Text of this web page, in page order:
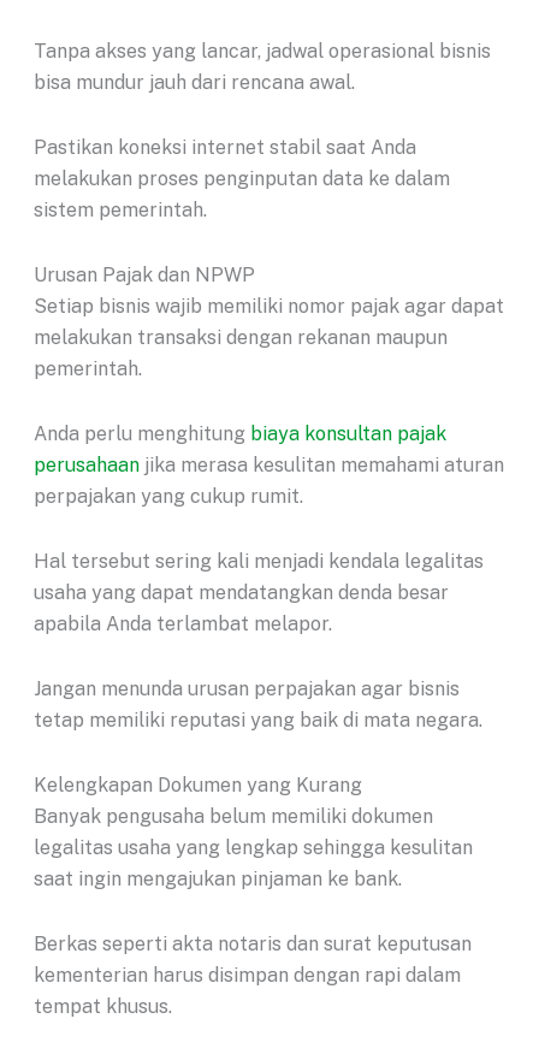
Tanpa akses yang lancar, jadwal operasional bisnis
bisa mundur jauh dari rencana awal.
Pastikan koneksi internet stabil saat Anda
melakukan proses penginputan data ke dalam
sistem pemerintah.
Urusan Pajak dan NPWP
Setiap bisnis wajib memiliki nomor pajak agar dapat
melakukan transaksi dengan rekanan maupun
pemerintah.
Anda perlu menghitung biaya konsultan pajak
perusahaanjika merasa kesulitan memahami aturan
perpajakan yang cukup rumit.
Hal tersebut sering kali menjadi kendala legalitas
usaha yang dapat mendatangkan denda besar
apabila Anda terlambat melapor.
Jangan menunda urusan perpajakan agar bisnis
tetap memiliki reputasi yang baik di mata negara.
Kelengkapan Dokumen yang Kurang
Banyak pengusaha belum memiliki dokumen
legalitas usaha yang lengkap sehingga kesulitan
saat ingin mengajukan pinjaman ke bank.
Berkas seperti akta notaris dan surat keputusan
kementerian harus disimpan dengan rapi dalam
tempat khusus.